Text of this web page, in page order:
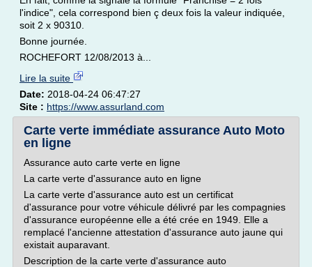
l'indice", cela correspond bien ç deux fois la valeur indiquée,
soit 2 x 90310.
Bonne journée.
ROCHEFORT 12/08/2013 à...
Lire la suite
Date: 2018-04-24 06:47:27
Site : https://www.assurland.com
Carte verte immédiate assurance Auto Moto
en ligne
Assurance auto carte verte en ligne
La carte verte d'assurance auto en ligne
La carte verte d'assurance auto est un certificat
d'assurance pour votre véhicule délivré par les compagnies
d'assurance européenne elle a été crée en 1949. Elle a
remplacé l'ancienne attestation d'assurance auto jaune qui
existait auparavant.
Description de la carte verte d'assurance auto